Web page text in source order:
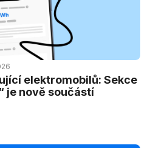
elektromobilů: Sekce
je nově součástí